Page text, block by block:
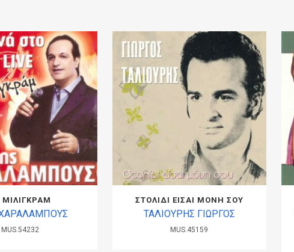
ΜΙΛΙΓΚΡΑΜ
MUS.54232
ΣΤΟΛΙΔΙ ΕΙΣΑΙ ΜΟΝΗ ΣΟΥ
ΤΑΛΙΟΥΡΗΣ ΓΙΩΡΓΟΣ
MUS.45159